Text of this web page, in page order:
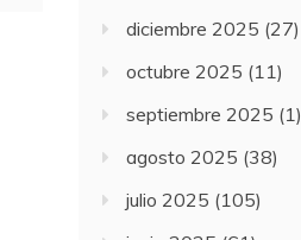
diciembre 2025 (27)
octubre 2025 (11)
septiembre 2025 (1)
agosto 2025 (38)
julio 2025 (105)